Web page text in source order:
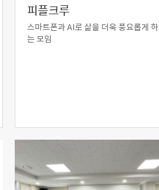
피플크루
스마트폰과 AI로 삶을 더욱 풍요롭게 하
는 모임